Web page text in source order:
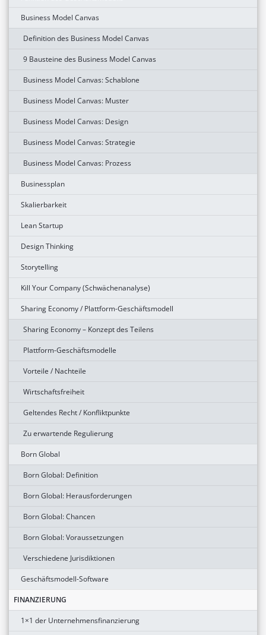
Business Model Canvas
Definition des Business Model Canvas
9 Bausteine des Business Model Canvas
Business Model Canvas: Schablone
Business Model Canvas: Muster
Business Model Canvas: Design
Business Model Canvas: Strategie
Business Model Canvas: Prozess
Businessplan
Skalierbarkeit
Lean Startup
Design Thinking
Storytelling
Kill Your Company (Schwächenanalyse)
Sharing Economy / Plattform-Geschäftsmodell
Sharing Economy – Konzept des Teilens
Plattform-Geschäftsmodelle
Vorteile / Nachteile
Wirtschaftsfreiheit
Geltendes Recht / Konfliktpunkte
Zu erwartende Regulierung
Born Global
Born Global: Definition
Born Global: Herausforderungen
Born Global: Chancen
Born Global: Voraussetzungen
Verschiedene Jurisdiktionen
Geschäftsmodell-Software
FINANZIERUNG
1×1 der Unternehmensfinanzierung